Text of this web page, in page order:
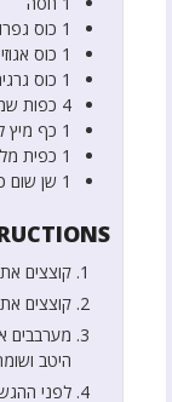
1 כוס
1 כוס
1 כוס
4 כפות
1 כף מיץ
1 כפית
1 שן שום
קוצצים
קוצצים
מערבבים
היטב
לפני